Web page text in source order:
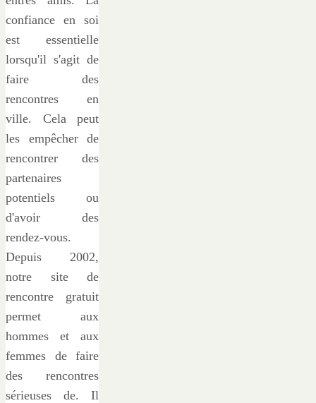
confiance en soi
est essentielle
lorsqu'il s'agit de
faire des
rencontres en
ville. Cela peut
les empêcher de
rencontrer des
partenaires
potentiels ou
d'avoir des
rendez-vous.
Depuis 2002,
notre site de
rencontre gratuit
permet aux
hommes et aux
femmes de faire
des rencontres
sérieuses de. Il